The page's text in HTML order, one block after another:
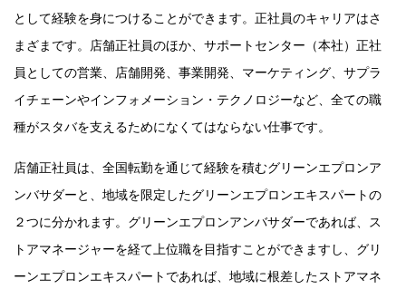
として経験を身につけることができます。正社員のキャリアはさ
まざまです。店舗正社員のほか、サポートセンター（本社）正社
員としての営業、店舗開発、事業開発、マーケティング、サプラ
イチェーンやインフォメーション・テクノロジーなど、全ての職
種がスタバを支えるためになくてはならない仕事です。
店舗正社員は、全国転勤を通じて経験を積むグリーンエプロンア
ンバサダーと、地域を限定したグリーンエプロンエキスパートの
２つに分かれます。グリーンエプロンアンバサダーであれば、ス
トアマネージャーを経て上位職を目指すことができますし、グリ
ーンエプロンエキスパートであれば、地域に根差したストアマネ